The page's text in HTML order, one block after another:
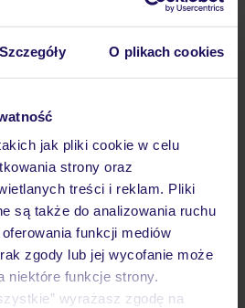
Szczegóły O plikach cookies
jak pliki cookie w celu
strony oraz
treści i reklam. Pliki
są także do analizowania ruchu
funkcji mediów
zgody lub jej wycofanie może
niektóre funkcje strony.
wyrażasz zgodę na